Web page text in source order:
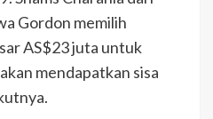
Gordon memilih
AS$23 juta untuk
mendapatkan sisa